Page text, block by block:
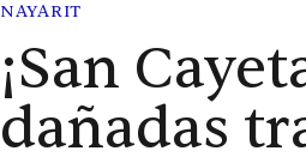
NAYARIT
¡San
dañadas